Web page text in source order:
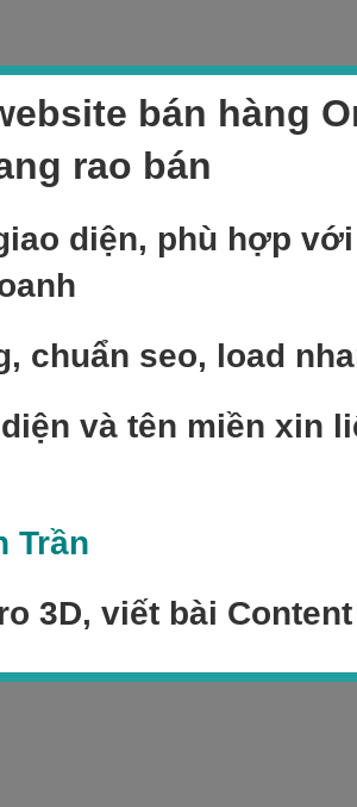
bán hàng
rao bán
diện, phù hợp
chuẩn seo, load
và tên miền xin
Trần
3D, viết bài Content